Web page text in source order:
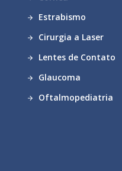
Estrabismo
Cirurgia a Laser
Lentes de Contato
Glaucoma
Oftalmopediatria